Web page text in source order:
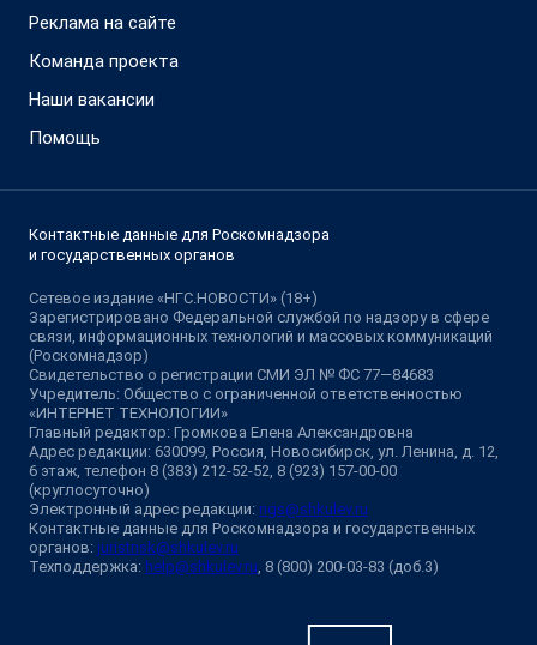
Реклама на сайте
Команда проекта
Наши вакансии
Помощь
Контактные данные для Роскомнадзора
и государственных органов
Сетевое издание «НГС.НОВОСТИ» (18+)
Зарегистрировано Федеральной службой по надзору в сфере
связи, информационных технологий и массовых коммуникаций
(Роскомнадзор)
Свидетельство о регистрации СМИ ЭЛ № ФС 77—84683
Учредитель: Общество с ограниченной ответственностью
«ИНТЕРНЕТ ТЕХНОЛОГИИ»
Главный редактор: Громкова Елена Александровна
Адрес редакции: 630099, Россия, Новосибирск, ул. Ленина, д. 12,
6 этаж, телефон 8 (383) 212-52-52, 8 (923) 157-00-00
(круглосуточно)
Электронный адрес редакции: ngs@shkulev.ru
Контактные данные для Роскомнадзора и государственных
органов: juristnsk@shkulev.ru
Техподдержка: help@shkulev.ru , 8 (800) 200-03-83 (доб.3)